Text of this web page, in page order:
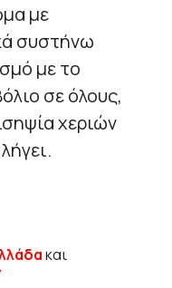
με
συστήνω
με το
σε όλους,
χεριών
και